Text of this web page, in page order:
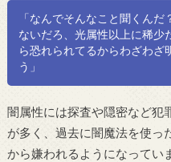
「なんでそんなこと聞くんだ
ないだろ、光属性以上に稀少
ら恐れられてるからわざわざ
う」
闇属性には探査や隠密など犯
が多く、過去に闇魔法を使っ
から嫌われるようになってい